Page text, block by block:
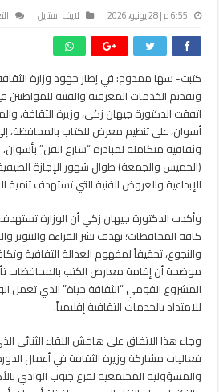
6:55 م | 28 يونيو، 2026 لايف استايل
كتبت- سها ممدوح: في إطار جهود وزارة الثقافة
وتقديم الخدمات المعرفية والفنية
اتفقت الدكتورة جيهان زكي، وزيرة الثقافة،
أسوان، على تنظيم معرض للكتاب بالمحافظة،
وثقافية متكاملة لمبادرة “شارع الفن”
(الخميس والجمعة) طوال شهور الإجازة
الإبداعية والعروض الفنية التي تستهدف تنمية
وأكدت الدكتورة جيهان زكي أن الوزارة
كافة المحافظات؛ بهدف نشر القراءة والتنوير
والنجوع، تحقيقاً لمفهوم العدالة الثقافية
موضحة أن إقامة معارض الكتب بالمحافظات
المشروع القومي “الثقافة حياة” الذي تعمل
للامتداد بالخدمات الثقافية إقليمياً.
وجاء هذا الاتفاق على هامش اللقاء الثنائي
فعاليات مشاركة وزيرة الثقافة في أعمال
والمسؤولية المجتمعية لفرع جنوب الوادي